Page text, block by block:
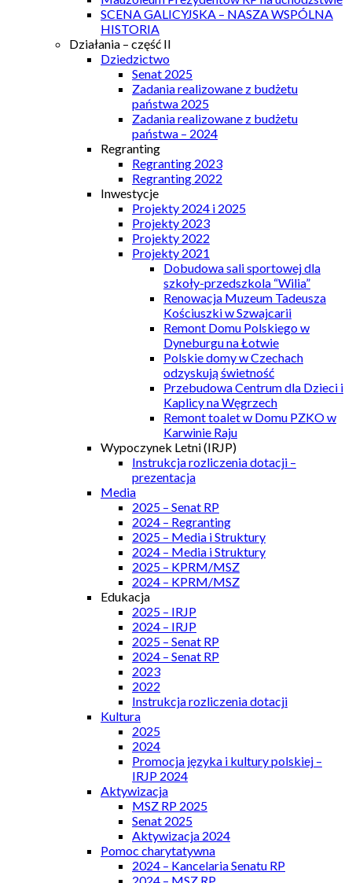
SCENA GALICYJSKA – NASZA WSPÓLNA
HISTORIA
Działania – część II
Dziedzictwo
Senat 2025
Zadania realizowane z budżetu
państwa 2025
Zadania realizowane z budżetu
państwa – 2024
Regranting
Regranting 2023
Regranting 2022
Inwestycje
Projekty 2024 i 2025
Projekty 2023
Projekty 2022
Projekty 2021
Dobudowa sali sportowej dla
szkoły-przedszkola “Wilia”
Renowacja Muzeum Tadeusza
Kościuszki w Szwajcarii
Remont Domu Polskiego w
Dyneburgu na Łotwie
Polskie domy w Czechach
odzyskują świetność
Przebudowa Centrum dla Dzieci i
Kaplicy na Węgrzech
Remont toalet w Domu PZKO w
Karwinie Raju
Wypoczynek Letni (IRJP)
Instrukcja rozliczenia dotacji –
prezentacja
Media
2025 – Senat RP
2024 – Regranting
2025 – Media i Struktury
2024 – Media i Struktury
2025 – KPRM/MSZ
2024 – KPRM/MSZ
Edukacja
2025 – IRJP
2024 – IRJP
2025 – Senat RP
2024 – Senat RP
2023
2022
Instrukcja rozliczenia dotacji
Kultura
2025
2024
Promocja języka i kultury polskiej –
IRJP 2024
Aktywizacja
MSZ RP 2025
Senat 2025
Aktywizacja 2024
Pomoc charytatywna
2024 – Kancelaria Senatu RP